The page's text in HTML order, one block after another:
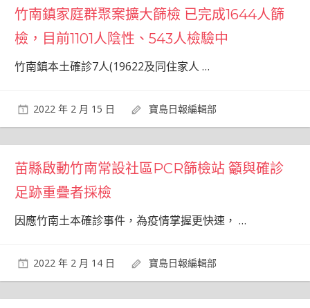
竹南鎮家庭群聚案擴大篩檢 已完成1644人篩
檢，目前1101人陰性、543人檢驗中
竹南鎮本土確診7人(19622及同住家人…
2022 年 2 月 15 日 寶島日報編輯部
苗縣啟動竹南常設社區PCR篩檢站 籲與確診
足跡重疊者採檢
因應竹南土本確診事件，為疫情掌握更快速，…
2022 年 2 月 14 日 寶島日報編輯部